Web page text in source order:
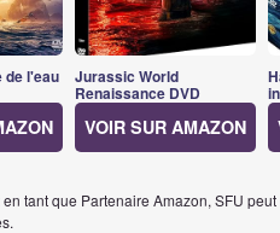
de l'eau Jurassic World
Renaissance DVD
VOIR SUR AMAZON
tant que Partenaire Amazon, SFU